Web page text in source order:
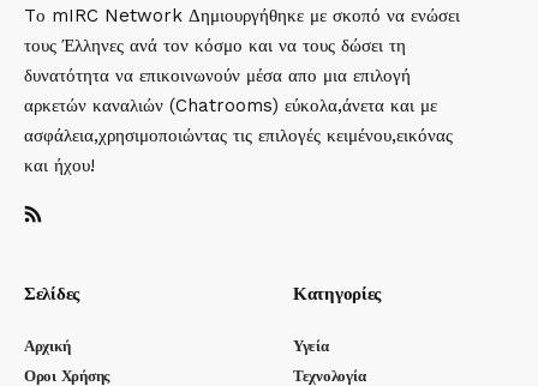
Tο mIRC Network Δημιουργήθηκε με σκοπό να ενώσει
τους Έλληνες ανά τον κόσμο και να τους δώσει τη
δυνατότητα να επικοινωνούν μέσα απο μια επιλογή
αρκετών καναλιών (Chatrooms) εύκολα,άνετα και με
ασφάλεια,χρησιμοποιώντας τις επιλογές κειμένου,εικόνας
και ήχου!
Σελίδες
Αρχική
Οροι Χρήσης
Κατηγορίες
Υγεία
Τεχνολογία